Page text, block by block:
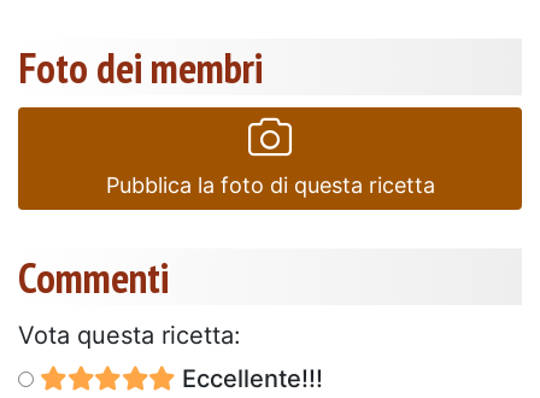
Foto dei membri
Pubblica la foto di questa ricetta
Commenti
Vota questa ricetta:
Eccellente!!!